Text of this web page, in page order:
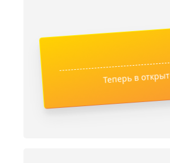
Теперь в